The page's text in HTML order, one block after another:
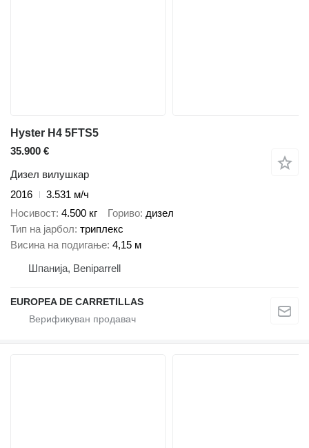
Hyster H4 5FTS5
35.900 €
Дизел вилушкар
2016
3.531 м/ч
Носивост 4.500 кг Гориво дизел
Тип на јарбол триплекс
Висина на подигање 4,15 м
Шпанија, Beniparrell
EUROPEA DE CARRETILLAS